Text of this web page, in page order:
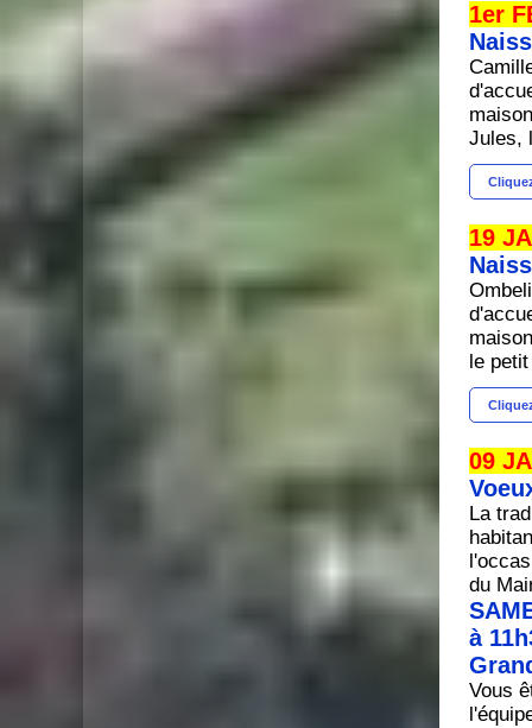
1er
Jules,
19
le
09
La
du
à
Vous